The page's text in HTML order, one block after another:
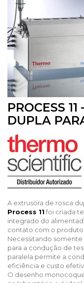
PROCESS
DUPLA
A extrusora de rosca
Process 11 foi criada
integrado do
contato com o produto.
Necessitando
para a condução de
paralela permite a
eficiência e custo
O desenho